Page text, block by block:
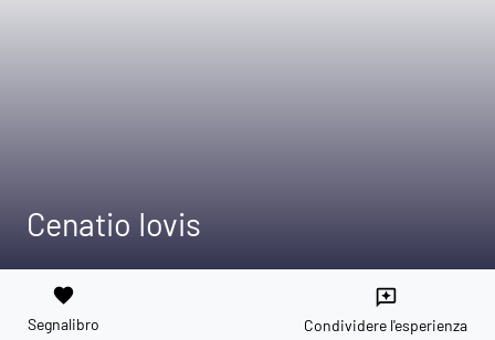
Cenatio Iovis
favorite
Segnalibro
reviews
Condividere l'esperienza